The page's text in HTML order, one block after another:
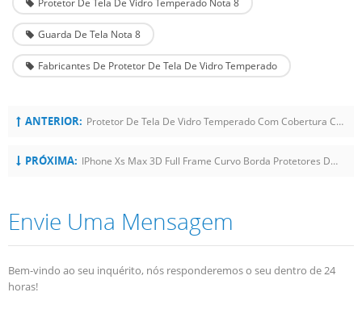
Guarda De Tela Nota 8
Fabricantes De Protetor De Tela De Vidro Temperado
ANTERIOR: Protetor De Tela De Vidro Temperado Com Cobertura Completa Para Samsung Galaxy S8 Plus
PRÓXIMA: IPhone Xs Max 3D Full Frame Curvo Borda Protetores De Tela De Vidro Temperado
Envie Uma Mensagem
Bem-vindo ao seu inquérito, nós responderemos o seu dentro de 24
horas!